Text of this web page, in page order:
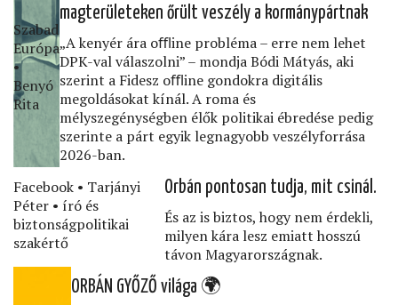
Szabad
Európa
•
Benyó
Rita
magterületeken őrült veszély a kormánypártnak
„A kenyér ára oﬄine probléma – erre nem lehet
DPK-val válaszolni” – mondja Bódi Mátyás, aki
szerint a Fidesz oﬄine gondokra digitális
megoldásokat kínál. A roma és
mélyszegénységben élők politikai ébredése pedig
szerinte a párt egyik legnagyobb veszélyforrása
2026-ban.
Facebook • Tarjányi
Péter • író és
biztonságpolitikai
szakértő
Orbán pontosan tudja, mit csinál.
És az is biztos, hogy nem érdekli,
milyen kára lesz emiatt hosszú
távon Magyarországnak.
ORBÁN GYŐZŐ világa 🌍